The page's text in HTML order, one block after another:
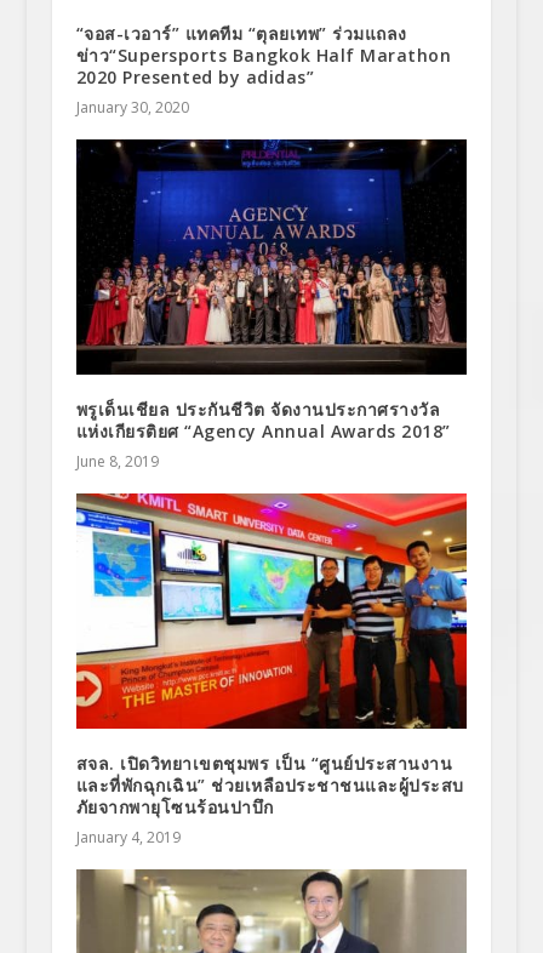
“จอส-เวอาร์” แทคทีม “ตุลยเทพ” ร่วมแถลง
ข่าว“Supersports Bangkok Half Marathon
2020 Presented by adidas”
January 30, 2020
พรูเด็นเชียล ประกันชีวิต จัดงานประกาศรางวัล
แห่งเกียรติยศ “Agency Annual Awards 2018”
June 8, 2019
สจล. เปิดวิทยาเขตชุมพร เป็น “ศูนย์ประสานงาน
และที่พักฉุกเฉิน” ช่วยเหลือประชาชนและผู้ประสบ
ภัยจากพายุโซนร้อนปาบึก
January 4, 2019